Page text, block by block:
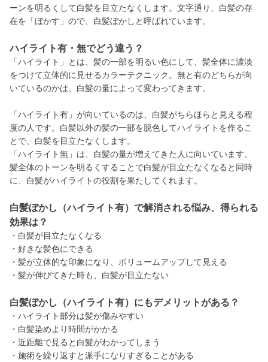
ーンを明るくして白髪を目立たなくします。文字通り、白髪の存
在を「ぼかす」ので、白髪ぼかしと呼ばれています。
ハイライト有・無でどう違う？
「ハイライト」とは、髪の一部を明るい色にして、髪全体に濃淡
をつけて立体的に見せるカラーテクニック。無と有のどちらが向
いているのかは、白髪の量によって変わってきます。
「ハイライト有」が向いているのは、白髪がちらほらと見える程
度の人です。白髪以外の髪の一部を脱色してハイライトを作るこ
とで、白髪を目立たなくします。
「ハイライト無」は、白髪の量が増えてきた人に向いています。
髪全体のトーンを明るくすることで白髪が目立たなくなると同時
に、白髪がハイライトの役割を果たしてくれます。
白髪ぼかし（ハイライト有）で解消される悩み、得られる
効果は？
・白髪が目立たなくなる
・好きな髪色にできる
・髪が立体的な印象になり、ボリュームアップして見える
・髪が伸びてきた時も、白髪が目立たない
白髪ぼかし（ハイライト有）にもデメリットがある？
・ハイライト部分は髪が傷みやすい
・白髪染めより時間がかかる
・近距離で見ると白髪がわかってしまう
・施術を繰り返すと派手になりすぎることがある